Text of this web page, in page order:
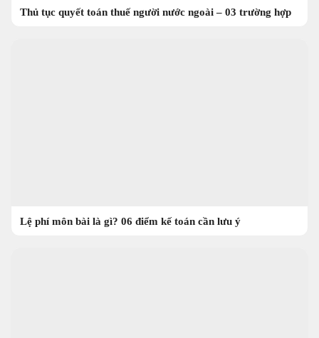
Thủ tục quyết toán thuế người nước ngoài – 03 trường hợp
Lệ phí môn bài là gì? 06 điểm kế toán cần lưu ý